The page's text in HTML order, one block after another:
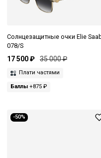
Солнцезащитные очки Elie
078/S
17 500 ₽ 35 000 ₽
Плати частями
Баллы +875 ₽
-50%